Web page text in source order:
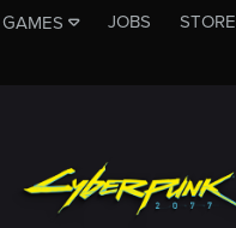
GAMES JOBS STORE